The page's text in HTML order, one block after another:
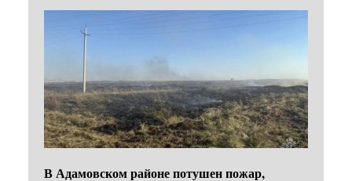
В Адамовском районе потушен пожар,